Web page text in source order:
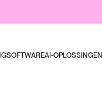
SOFTWAREAI-OPLOSSINGEN